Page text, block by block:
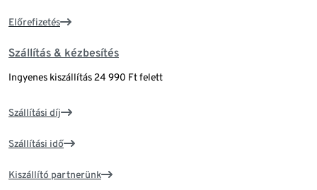
Előrefizetés
Szállítás & kézbesítés
Ingyenes kiszállítás 24 990 Ft felett
Szállítási díj
Szállítási idő
Kiszállító partnerünk